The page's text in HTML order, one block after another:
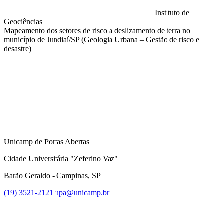
Instituto de
Geociências
Mapeamento dos setores de risco a deslizamento de terra no
município de Jundiaí/SP (Geologia Urbana – Gestão de risco e
desastre)
Unicamp de Portas Abertas
Cidade Universitária "Zeferino Vaz"
Barão Geraldo - Campinas, SP
(19) 3521-2121 upa@unicamp.br